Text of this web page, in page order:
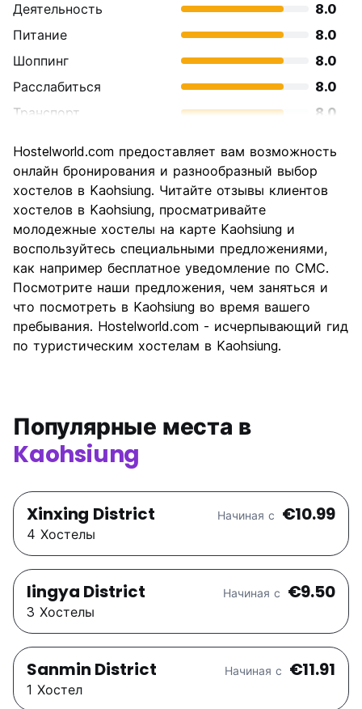
Деятельность
8.0
Питание
8.0
Шоппинг
8.0
Расслабиться
8.0
Транспорт
8.0
достопримечательностей
8.0
Культура
8.0
Ночная жизнь
Соотношение цены и
качества
10.0
Hostelworld.com предоставляет вам возможность
онлайн бронирования и разнообразный выбор
хостелов в Kaohsiung. Читайте отзывы клиентов
хостелов в Kaohsiung, просматривайте
молодежные хостелы на карте Kaohsiung и
воспользуйтесь специальными предложениями,
как например бесплатное уведомление по СМС.
Посмотрите наши предложения, чем заняться и
что посмотреть в Kaohsiung во время вашего
пребывания. Hostelworld.com - исчерпывающий гид
по туристическим хостелам в Kaohsiung.
Популярные места в
Kaohsiung
Xinxing District Начиная с €10.99
4 Хостелы
Iingya District Начиная с €9.50
3 Хостелы
Sanmin District Начиная с €11.91
1 Хостел